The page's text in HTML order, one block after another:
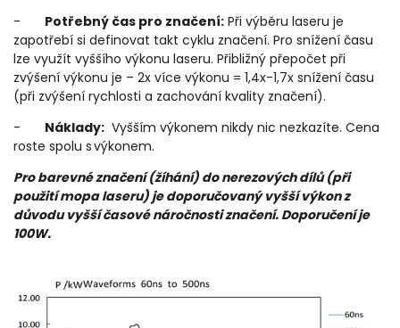
-
Potřebný čas pro značení: Při výběru laseru je
zapotřebí si definovat takt cyklu značení. Pro snížení času
lze využít vyššího výkonu laseru. Přibližný přepočet při
zvýšení výkonu je – 2x více výkonu = 1,4x-1,7x snížení času
(při zvýšení rychlosti a zachování kvality značení).
-
Náklady: Vyšším výkonem nikdy nic nezkazíte. Cena
roste spolu s výkonem.
Pro barevné značení (žíhání) do nerezových dílů (při
použitímopalaseru) je doporučovaný vyšší výkon z
důvodu vyšší časové náročnosti značení. Doporučení je
100W.